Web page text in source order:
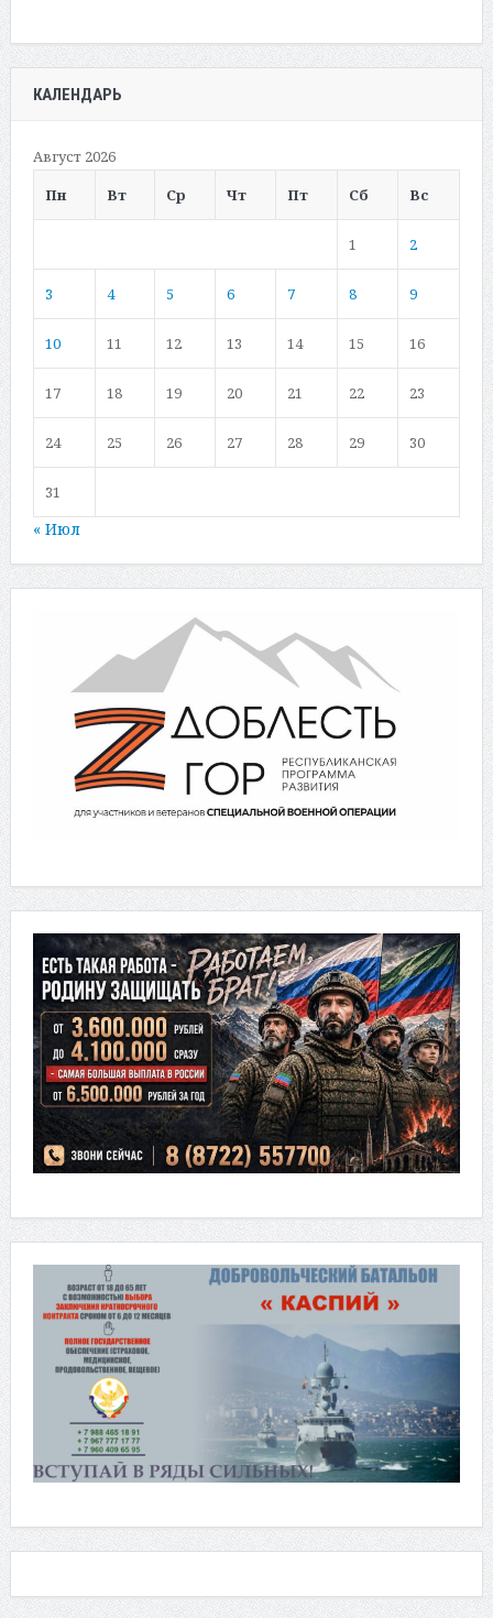
КАЛЕНДАРЬ
Август 2026
Пн
Вт Ср Чт Пт Сб Вс
1 2
3 4 5 6 7 8 9
10 11 12 13 14 15 16
17 18 19 20 21 22 23
24 25 26 27 28 29 30
31
« Июл